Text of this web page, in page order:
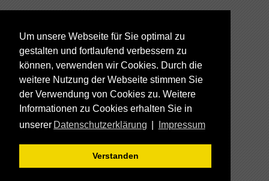
Um unsere Webseite für Sie optimal zu
gestalten und fortlaufend verbessern zu
können, verwenden wir Cookies. Durch die
weitere Nutzung der Webseite stimmen Sie
der Verwendung von Cookies zu. Weitere
Informationen zu Cookies erhalten Sie in
unserer Datenschutzerklärung Impressum
Verstanden